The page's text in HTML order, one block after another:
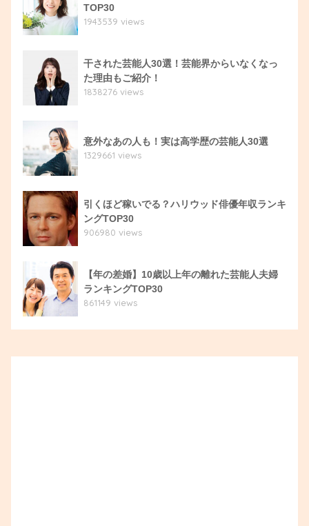
TOP30
1943539 views
干された芸能人30選！芸能界からいなくなっ
た理由もご紹介！
1838276 views
意外なあの人も！実は高学歴の芸能人30選
1329661 views
引くほど稼いでる？ハリウッド俳優年収ランキ
ングTOP30
906980 views
【年の差婚】10歳以上年の離れた芸能人夫婦
ランキングTOP30
861149 views